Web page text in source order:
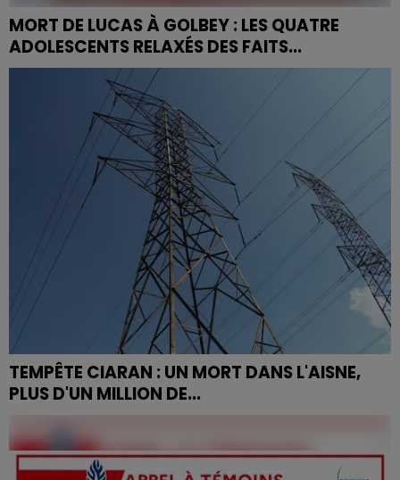
MORT DE LUCAS À GOLBEY : LES QUATRE
ADOLESCENTS RELAXÉS DES FAITS...
En première instance, ils avaient été reconnus
coupables des faits de harcèlement scolaire mais
sans lien de causalité avec le suicide du jeune garçon.
TEMPÊTE CIARAN : UN MORT DANS L'AISNE,
PLUS D'UN MILLION DE...
Dont 780 000 en Bretagne et 1 000 en Lorraine...